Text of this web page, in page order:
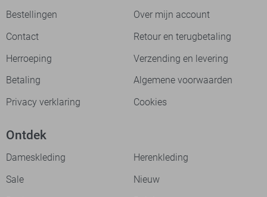
Bestellingen
Over mijn account
Contact
Retour en terugbetaling
Herroeping
Verzending en levering
Betaling
Algemene voorwaarden
Privacy verklaring
Cookies
Ontdek
Dameskleding
Herenkleding
Sale
Nieuw